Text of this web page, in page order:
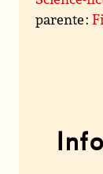
parente :